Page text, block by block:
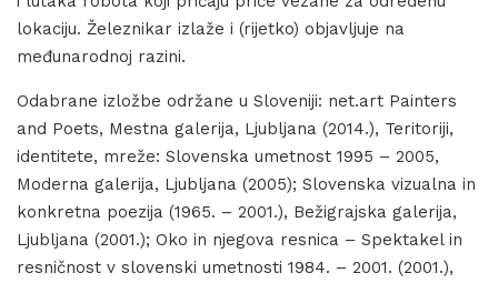
lokaciju. Železnikar izlaže i (rijetko) objavljuje na
međunarodnoj razini.
Odabrane izložbe održane u Sloveniji: net.art Painters
and Poets, Mestna galerija, Ljubljana (2014.), Teritoriji,
identitete, mreže: Slovenska umetnost 1995 – 2005,
Moderna galerija, Ljubljana (2005); Slovenska vizualna in
konkretna poezija (1965. – 2001.), Bežigrajska galerija,
Ljubljana (2001.); Oko in njegova resnica – Spektakel in
resničnost v slovenski umetnosti 1984. – 2001. (2001.),